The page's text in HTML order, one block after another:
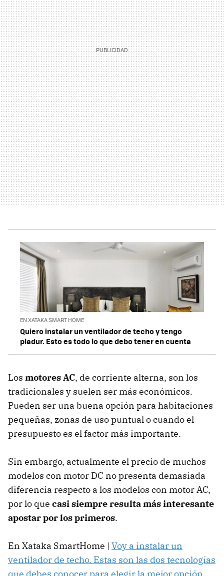
EN XATAKA SMART HOME
Quiero instalar un ventilador de techo y tengo
pladur. Esto es todo lo que debo tener en cuenta
Los motoresAC, de corriente alterna, son los
tradicionales y suelen ser más económicos.
Pueden ser una buena opción para habitaciones
pequeñas, zonas de uso puntual o cuando el
presupuesto es el factor más importante.
Sin embargo, actualmente el precio de muchos
modelos con motor DC no presenta demasiada
diferencia respecto a los modelos con motor AC,
por lo que casi siempre resulta más interesante
apostar por los primeros.
En Xataka SmartHome | Voy a instalar un
ventilador de techo. Estas son las dos tecnologías